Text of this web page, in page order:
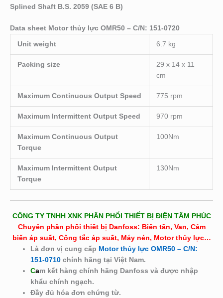
Splined Shaft B.S. 2059 (SAE 6 B)
Data sheet Motor thủy lực OMR50 – C/N: 151-0720
Unit weight 6.7 kg
Packing size
29 x 14 x 11
cm
Maximum Continuous Output Speed 775 rpm
Maximum Intermittent Output Speed 970 rpm
Maximum Continuous Output
Torque
100Nm
Maximum Intermittent Output
Torque
130Nm
CÔNG TY TNHH XNK PHÂN PHỐI THIẾT BỊ ĐIỆN TÂM PHÚC
Chuyên phân phối thiết bị Danfoss: Biến tần, Van, Cảm
biến áp suất, Công tắc áp suất, Máy nén, Motor thủy lực…
Là đơn vị cung cấp Motor thủy lực OMR50 – C/N:
151-0710chính hãng tại Việt Nam.
Cam kết hàng chính hãng Danfoss và được nhập
khẩu chính ngạch.
Đầy đủ hóa đơn chứng từ.